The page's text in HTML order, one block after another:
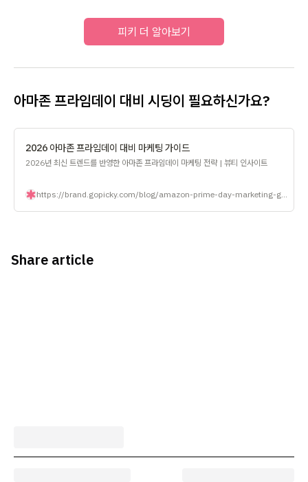
피키 더 알아보기
아마존 프라임데이 대비 시딩이 필요하신가요?
2026 아마존 프라임데이 대비 마케팅 가이드
2026년 최신 트렌드를 반영한 아마존 프라임데이 마케팅 전략 | 뷰티 인사이트
Share article